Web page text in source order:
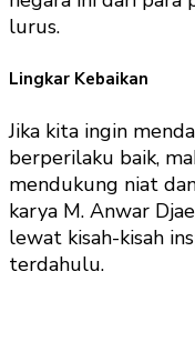
lurus.
Lingkar Kebaikan
Jika kita ingin
berperilaku baik,
mendukung niat
karya M. Anwar
lewat kisah-kisah
terdahulu.